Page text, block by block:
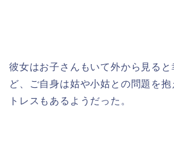
彼女はお子さんもいて外から見る
ど、ご自身は姑や小姑との問題を抱
トレスもあるようだった。